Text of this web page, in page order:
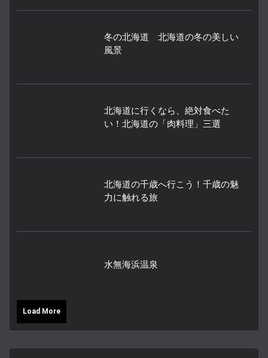
冬の北海道 北海道の冬の美しい
風景
北海道に行くなら、絶対食べた
い！北海道の「肉料理」三選
北海道の千歳へ行こう！千歳の魅
力に触れる旅
水無海浜温泉
Load More